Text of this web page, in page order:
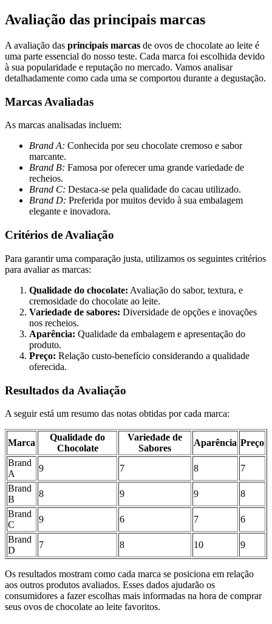
Avaliação das principais marcas
A avaliação das principais marcas de ovos de chocolate ao leite é
uma parte essencial do nosso teste. Cada marca foi escolhida devido
à sua popularidade e reputação no mercado. Vamos analisar
detalhadamente como cada uma se comportou durante a degustação.
Marcas Avaliadas
As marcas analisadas incluem:
Brand A: Conhecida por seu chocolate cremoso e sabor
marcante.
Brand B: Famosa por oferecer uma grande variedade de
recheios.
Brand C: Destaca-se pela qualidade do cacau utilizado.
Brand D: Preferida por muitos devido à sua embalagem
elegante e inovadora.
Critérios de Avaliação
Para garantir uma comparação justa, utilizamos os seguintes critérios
para avaliar as marcas:
Qualidade do chocolate: Avaliação do sabor, textura, e
cremosidade do chocolate ao leite.
Variedade de sabores: Diversidade de opções e inovações
nos recheios.
Aparência: Qualidade da embalagem e apresentação do
produto.
Preço: Relação custo-benefício considerando a qualidade
oferecida.
Resultados da Avaliação
A seguir está um resumo das notas obtidas por cada marca:
Marca
Qualidade do
Chocolate
Variedade de
Sabores
Aparência Preço
Brand
A
9 7 8
7
Brand
B
8 9 9
8
Brand
C
9 6 7
6
Brand
D
7 8 10 9
Os resultados mostram como cada marca se posiciona em relação
aos outros produtos avaliados. Esses dados ajudarão os
consumidores a fazer escolhas mais informadas na hora de comprar
seus ovos de chocolate ao leite favoritos.